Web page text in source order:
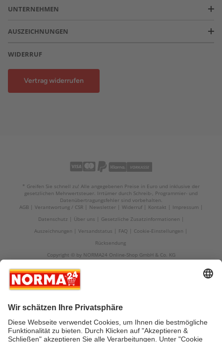
UNTERNEHMEN
AUSZEICHNUNGEN
WIDERRUF
Vertrag widerrufen
* Greifen Sie schnell zu! Alle angegebenen Preise in Euro und inklusive der
gesetzlichen Mehrwertsteuer. Irrtümer durch Schreib-, Programmier- und
Datenübertragungsfehler sind vorbehalten.
AGB
Verantwortung / CSR Newsletter Widerruf Kontakt
Impressum
Datenschutz
Über uns
Gesetzliche Zusatzinformationen
Auszeichnungen
Versandstatus FAQ
Cookie-Einstellungen
Rücksendung
Copyright © by NORMA24 Online-Shop GmbH & Co. KG